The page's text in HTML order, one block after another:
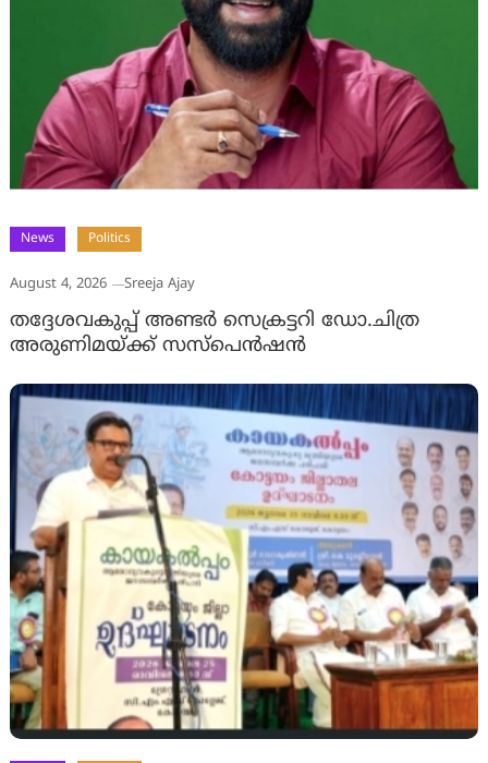
News Politics
August 4, 2026 Sreeja Ajay
തദ്ദേശവകുപ്പ് അണ്ടര്‍ സെക്രട്ടറി ഡോ.ചിത്ര
അരുണിമയ്ക്ക് സസ്‌പെന്‍ഷന്‍